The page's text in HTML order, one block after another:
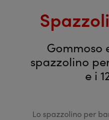
Gommoso
spazzolino
e i
Lo spazzolino per